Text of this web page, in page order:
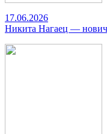
17.06.2026
Никита Нагаец —